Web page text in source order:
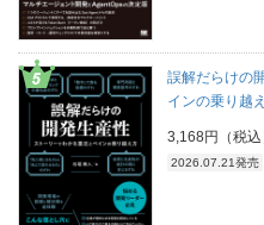
誤解だらけの
インの乗り越
3,168円（税込
2026.07.21発売